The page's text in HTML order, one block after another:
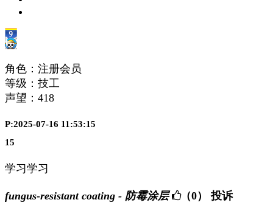
角色：注册会员
等级：技工
声望： 418
P:2025-07-16 11:53:15
15
学习学习
fungus-resistant coating - 防霉涂层 （0） 投诉